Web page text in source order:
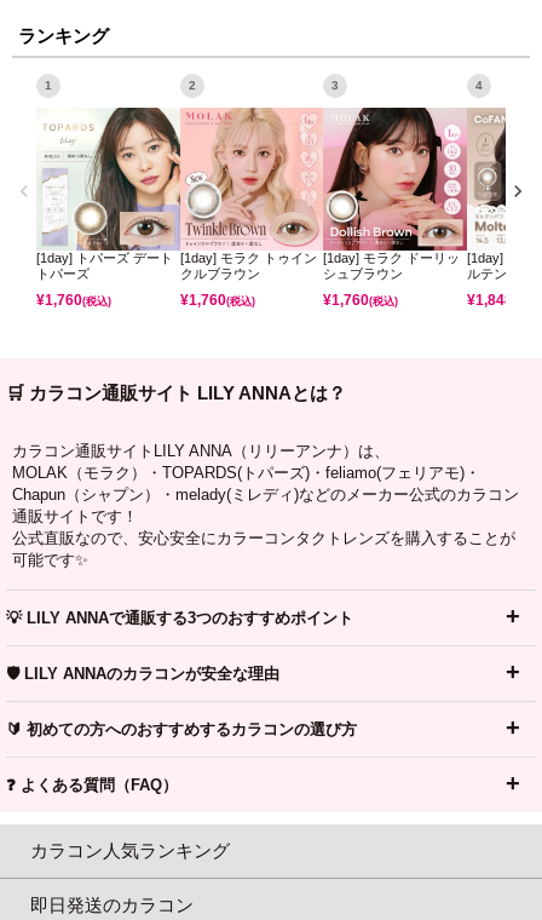
ランキング
1
[1day] トパーズ デート
トパーズ
¥1,760(税込)
2
[1day] モラク トゥイン
クルブラウン
¥1,760(税込)
3
[1day] モラク ドーリッ
シュブラウン
¥1,760(税込)
4
[1day] コフ
ルテンパフ
¥1,848
🛒 カラコン通販サイト LILY ANNAとは？
カラコン通販サイトLILY ANNA（リリーアンナ）は、
MOLAK（モラク）・TOPARDS(トパーズ)・feliamo(フェリアモ)・
Chapun（シャプン）・melady(ミレディ)などのメーカー公式のカラコン
通販サイトです！
公式直販なので、安心安全にカラーコンタクトレンズを購入することが
可能です✨
💡 LILY ANNAで通販する3つのおすすめポイント
🛡️ LILY ANNAのカラコンが安全な理由
🔰 初めての方へのおすすめするカラコンの選び方
❓ よくある質問（FAQ）
カラコン人気ランキング
即日発送のカラコン